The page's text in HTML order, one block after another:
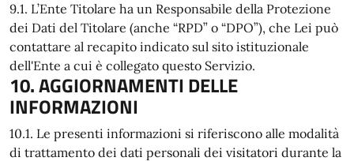
9.1. L’Ente Titolare ha un Responsabile della Protezione
dei Dati del Titolare (anche “RPD” o “DPO”), che Lei può
contattare al recapito indicato sul sito istituzionale
dell'Ente a cui è collegato questo Servizio.
10. AGGIORNAMENTI DELLE
INFORMAZIONI
10.1. Le presenti informazioni si riferiscono alle modalità
di trattamento dei dati personali dei visitatori durante la